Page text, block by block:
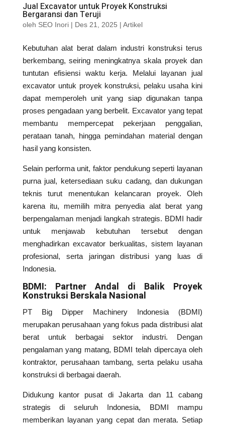
Jual Excavator untuk Proyek Konstruksi
Bergaransi dan Teruji
oleh SEO Inori| Des 21, 2025 | Artikel
Kebutuhan alat berat dalam industri konstruksi terus
berkembang, seiring meningkatnya skala proyek dan
tuntutan efisiensi waktu kerja. Melalui layanan jual
excavator untuk proyek konstruksi, pelaku usaha kini
dapat memperoleh unit yang siap digunakan tanpa
proses pengadaan yang berbelit. Excavator yang tepat
membantu mempercepat pekerjaan penggalian,
perataan tanah, hingga pemindahan material dengan
hasil yang konsisten.
Selain performa unit, faktor pendukung seperti layanan
purna jual, ketersediaan suku cadang, dan dukungan
teknis turut menentukan kelancaran proyek. Oleh
karena itu, memilih mitra penyedia alat berat yang
berpengalaman menjadi langkah strategis. BDMI hadir
untuk menjawab kebutuhan tersebut dengan
menghadirkan excavator berkualitas, sistem layanan
profesional, serta jaringan distribusi yang luas di
Indonesia.
BDMI: Partner Andal di Balik Proyek
Konstruksi Berskala Nasional
PT Big Dipper Machinery Indonesia (BDMI)
merupakan perusahaan yang fokus pada distribusi alat
berat untuk berbagai sektor industri. Dengan
pengalaman yang matang, BDMI telah dipercaya oleh
kontraktor, perusahaan tambang, serta pelaku usaha
konstruksi di berbagai daerah.
Didukung kantor pusat di Jakarta dan 11 cabang
strategis di seluruh Indonesia, BDMI mampu
memberikan layanan yang cepat dan merata. Setiap